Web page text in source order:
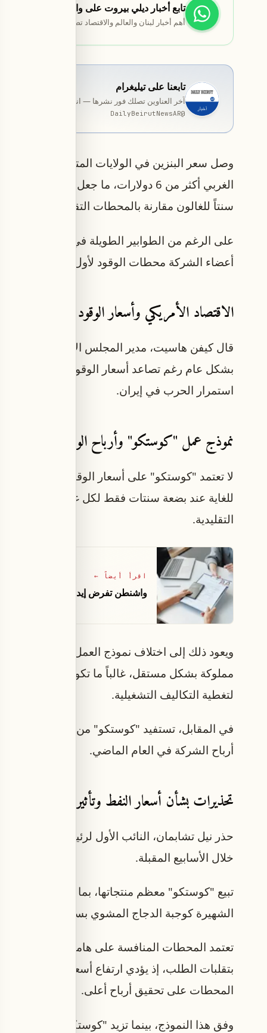
تابع أخبار ديلي بيروت على واتساب
أهم أخبار لبنان والعالم والاقتصاد تصلك مباشرة.
تابعنا على تيليغرام
آخر العناوين تصلك فور نشرها — انضمّ إلى قناة المخصّصة
@
DailyBeirutNewsAR
سنتاً للغالون مقارنة بالمحطات التقليدية، وفق
على الرغم من الطوابير الطويلة في عدة مواقع،
أعضاء الشركة محطات الوقود لأول مرة خلال الأشهر
الاقتصاد الأمريكي وأسعار الوقود
قال كيفن هاسيت، مدير المجلس الاقتصادي الوطني
بشكل عام رغم تصاعد أسعار الوقود واستمرار
استمرار الحرب في إيران.
نموذج عمل "كوستكو" وأرباح الوقود
لا تعتمد "كوستكو" على أسعار الوقود كأداة لجذب
التقليدية.
اقرأ أيضاً ←
واشنطن تفرض إيداعاً مالياً بقيمة 20 ألف دولار على طالبي التأشيرات من 50 دولة
ويعود ذلك إلى اختلاف نموذج العمل، حيث
مملوكة بشكل مستقل، غالباً ما تكون مرتبطة
لتغطية التكاليف التشغيلية.
في المقابل، تستفيد "كوستكو" من حجمها الكبير
أرباح الشركة في العام الماضي.
تحذيرات بشأن أسعار النفط وتأثيرها على الوقود
حذر نيل تشابمان، النائب الأول لرئيس شركة
خلال الأسابيع المقبلة.
تبيع "كوستكو" معظم منتجاتها، بما في ذلك الوقود،
الشهيرة كوجبة الدجاج المشوي بسعر 1.50 دولار.
تعتمد المحطات المنافسة على هامش الربح لتغطية
بتقلبات الطلب، إذ يؤدي ارتفاع أسعار الوقود إلى
المحطات على تحقيق أرباح أعلى.
وفق هذا النموذج، بينما تزيد "كوستكو" من إقبال